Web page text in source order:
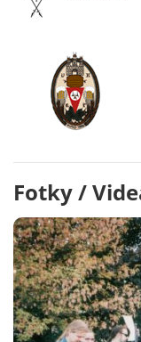
Fotky /